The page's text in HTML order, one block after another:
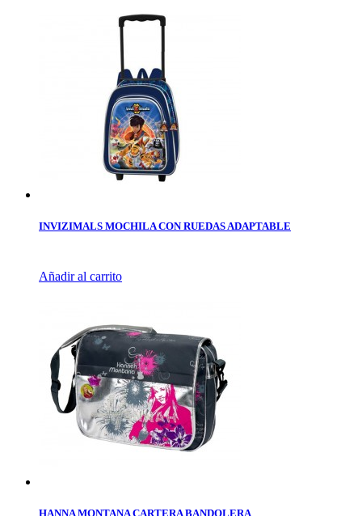
INVIZIMALS MOCHILA CON RUEDAS ADAPTABLE
Añadir al carrito
HANNA MONTANA CARTERA BANDOLERA